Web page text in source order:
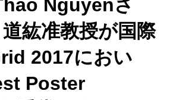
Nguyenさ
紘准教授が国際
2017におい
Poster